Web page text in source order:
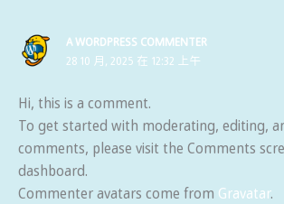
A WORDPRESS COMMENTER
28 10 月, 2025 在 12:32 上午
Hi, this is a comment.
To get started with moderating, editing,
comments, please visit the Comments
dashboard.
Commenter avatars come from Gravatar.